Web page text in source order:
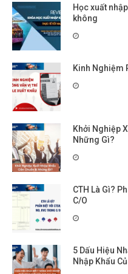
Học xuất
không
Kinh Nghiệm
Khởi Nghiệp
Những Gì?
CTH Là Gì?
C/O
5 Dấu Hiệu
Nhập Khẩu